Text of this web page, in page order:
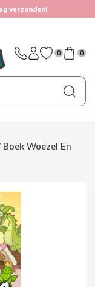
verzonden!
0 0
Boek Woezel En